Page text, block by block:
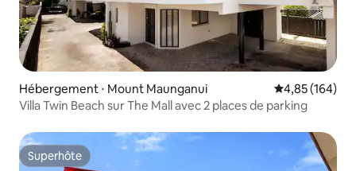
Hébergement ⋅ Mount Maunganui Évaluation
4,85 (164)
Villa Twin Beach sur The Mall avec 2 places de parking
Superhôte
Superhôte